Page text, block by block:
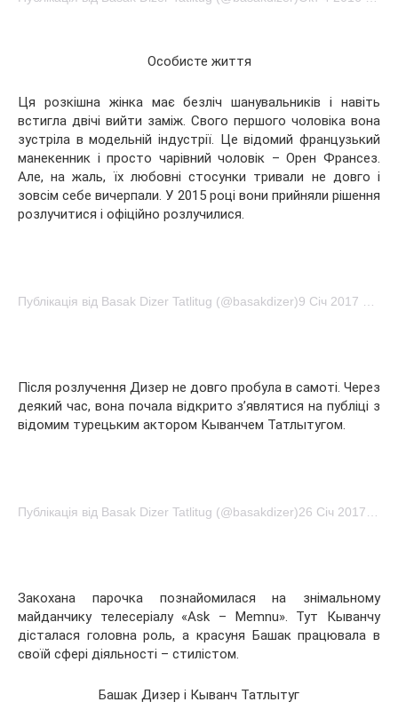
Особисте життя
Ця розкішна жінка має безліч шанувальників і навіть
встигла двічі вийти заміж. Свого першого чоловіка вона
зустріла в модельній індустрії. Це відомий французький
манекенник і просто чарівний чоловік – Орен Франсез.
Але, на жаль, їх любовні стосунки тривали не довго і
зовсім себе вичерпали. У 2015 році вони прийняли рішення
розлучитися і офіційно розлучилися.
Після розлучення Дизер не довго пробула в самоті. Через
деякий час, вона почала відкрито з’являтися на публіці з
відомим турецьким актором Кыванчем Татлытугом.
Закохана парочка познайомилася на знімальному
майданчику телесеріалу «Ask – Memnu». Тут Кыванчу
дісталася головна роль, а красуня Башак працювала в
своїй сфері діяльності – стилістом.
Башак Дизер і Кыванч Татлытуг